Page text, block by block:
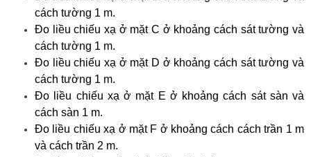
cách tường 1 m.
Đo liều chiếu xạ ở mặt C ở khoảng cách sát tường và
cách tường 1 m.
Đo liều chiếu xạ ở mặt D ở khoảng cách sát tường và
cách tường 1 m.
Đo liều chiếu xạ ở mặt E ở khoảng cách sát sàn và
cách sàn 1 m.
Đo liều chiếu xạ ở mặt F ở khoảng cách cách trần 1 m
và cách trần 2 m.